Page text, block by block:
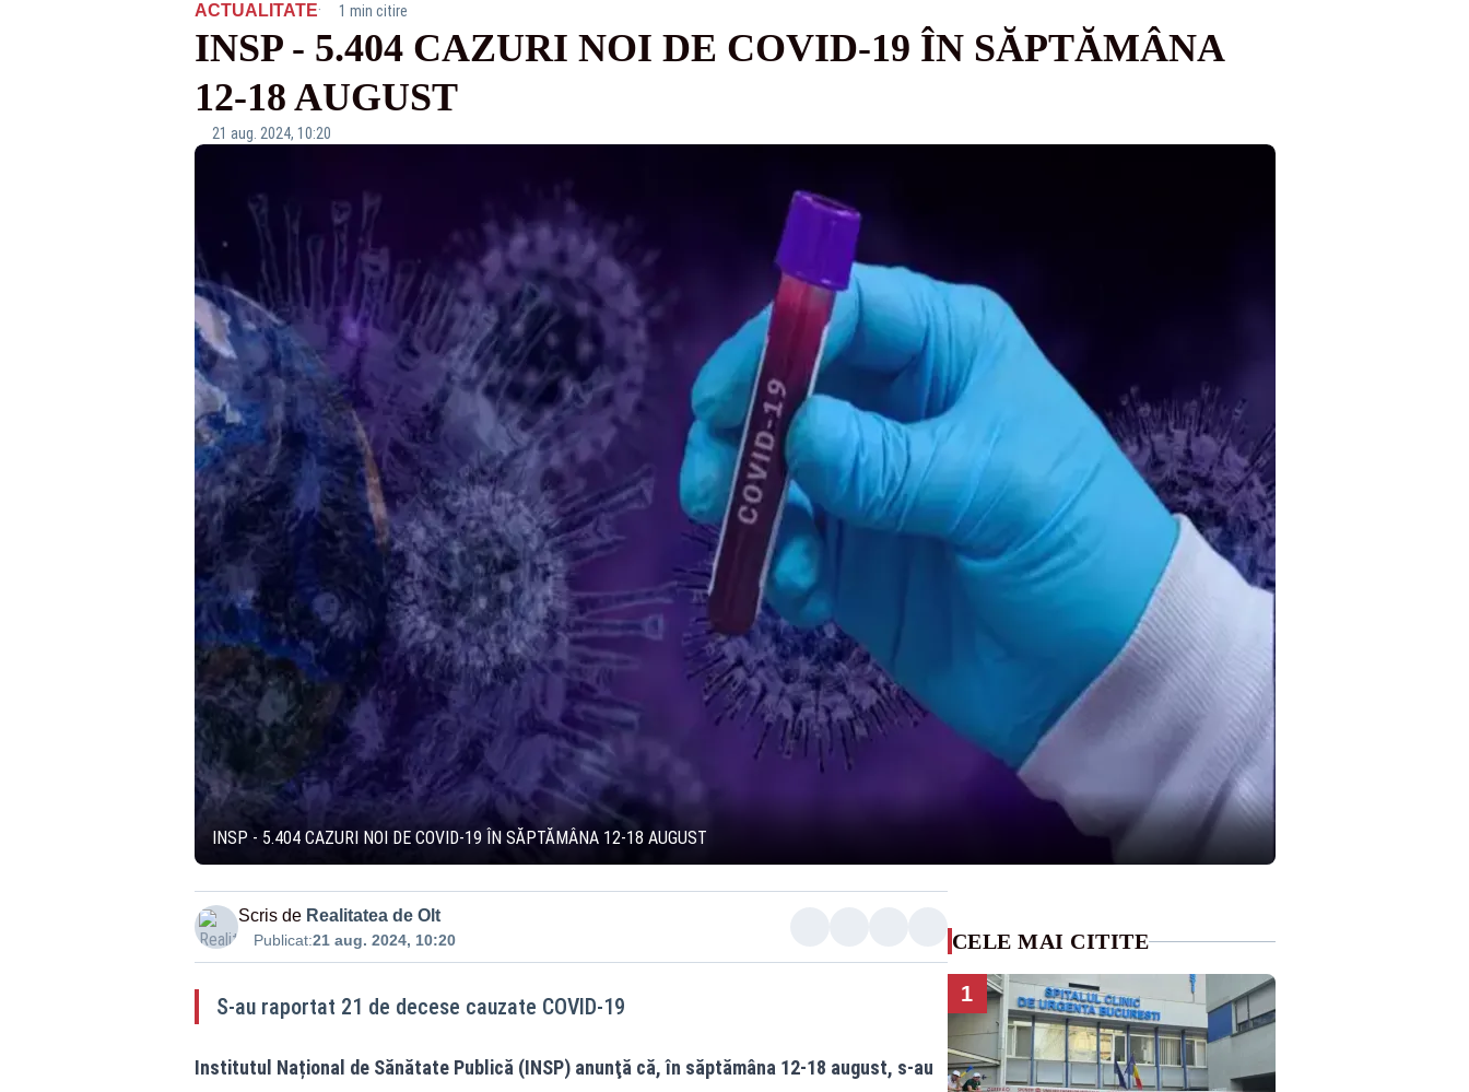
ACTUALITATE· 1 min citire
INSP - 5.404 CAZURI NOI DE COVID-19 ÎN SĂPTĂMÂNA
12-18 AUGUST
21 aug. 2024, 10:20
INSP - 5.404 CAZURI NOI DE COVID-19 ÎN SĂPTĂMÂNA 12-18 AUGUST
Scris de Realitatea de Olt
Publicat:21 aug. 2024, 10:20
S-au raportat 21 de decese cauzate COVID-19
Institutul Național de Sănătate Publică (INSP) anunţă că, în săptămâna 12-18 august, s-au
CELE MAI CITITE
1